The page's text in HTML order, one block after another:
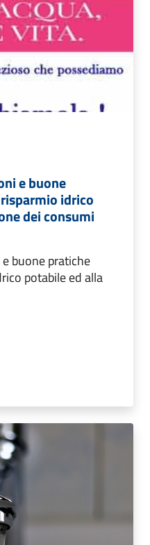
e buone
idrico
dei consumi
buone pratiche
potabile ed alla